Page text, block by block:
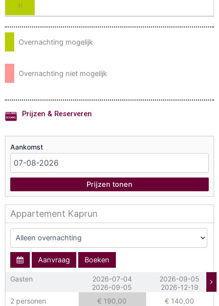
31
Overnachting mogelijk
Overnachting niet mogelijk
Prijzen & Reserveren
Aankomst
Prijzen tonen
Appartement Kaprun
Aanvraag Boeken
Gasten
2 personen
2026-07-04
2026-09-05
€ 190,00
2026-09-05
2026-12-19
€ 140,00